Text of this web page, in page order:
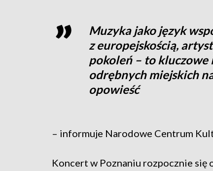
Muzyka jako język
z europejskością,
pokoleń – to kluczowe
odrębnych miejskich
opowieść
– informuje Narodowe Centrum
Koncert w Poznaniu rozpocznie się